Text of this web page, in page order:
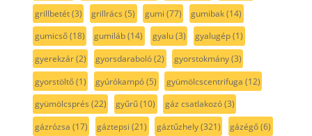
grillbetét(3) grillrács (5) gumi (77) gumibak(14)
gumicső(18) gumiláb(14) gyalu(3) gyalugép(1)
gyerekzár(2) gyorsdaraboló(2) gyorstokmány(3)
gyorstöltő(1) gyúrókampó(5) gyümölcscentrifuga (12)
gyümölcsprés (22) gyűrű(10) gáz csatlakozó(3)
gázrózsa (17) gáztepsi (21) gáztűzhely(321) gázégő(6)